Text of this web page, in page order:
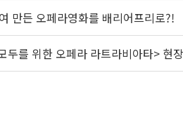
만든 오페라영화를 배리어프리로?!
두를 위한 오페라 라트라비아타> 현